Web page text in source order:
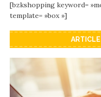
[bzkshopping keyword=
template= »box »]